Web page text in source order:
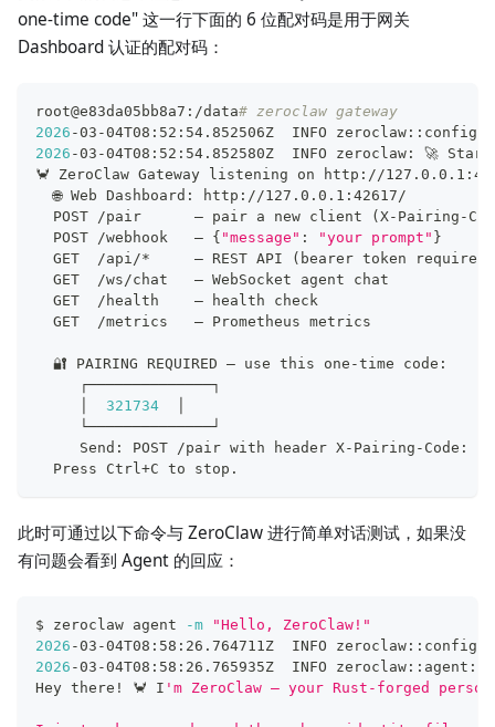
one-time code" 这一行下面的 6 位配对码是用于网关
Dashboard 认证的配对码：
root@e83da05bb8a7:/data# zeroclaw gateway
2026 -03-04T08:52:54.852506Z  INFO
2026 -03-04T08:52:54.852580Z  INFO zeroclaw: 🚀
🦀 ZeroClaw Gateway listening on http://
  🌐 Web Dashboard: http://127.0.0.1:42617/
  POST /pair      — pair a new client
( X-Pairing-
  POST /webhook   —
{ "message" : "your prompt" }
  GET  /api/*     — REST API
( bearer token required
  GET  /ws/chat   — WebSocket agent chat
  GET  /health    — health check
  GET  /metrics   — Prometheus metrics
  🔐 PAIRING REQUIRED — use this one-time code:
     ┌──────────────┐
321734
     └──────────────┘
     Send: POST /pair with header X-Pairing-Code:
  Press Ctrl+C to stop.
此时可通过以下命令与 ZeroClaw 进行简单对话测试，如果没
有问题会看到 Agent 的回应：
$ zeroclaw agent -m
"Hello, ZeroClaw!"
2026 -03-04T08:58:26.764711Z  INFO
2026 -03-04T08:58:26.765935Z  INFO
Hey there ! 🦀 I 'm ZeroClaw — your Rust-forged